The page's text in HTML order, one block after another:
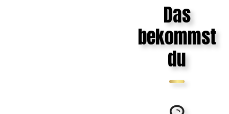
Das
bekommst
du